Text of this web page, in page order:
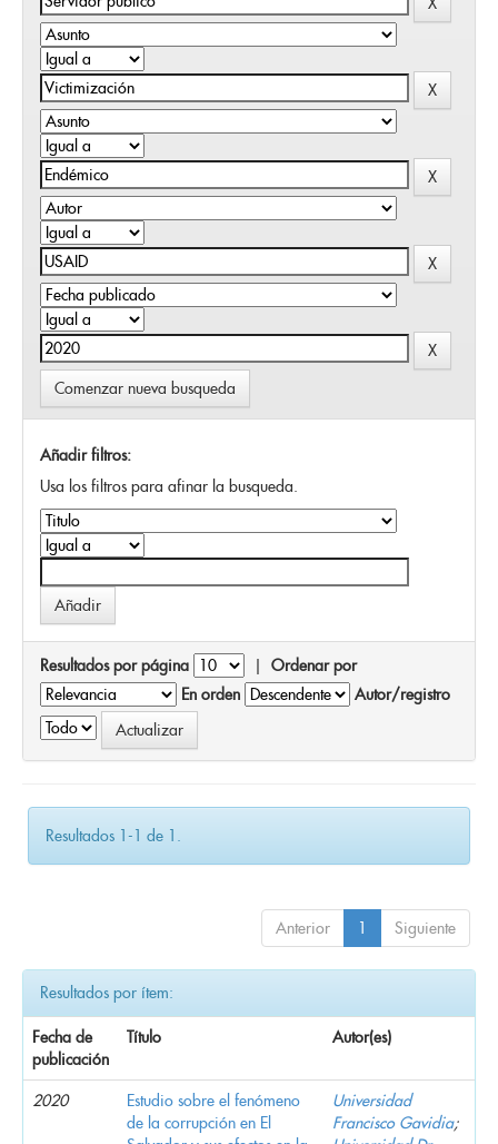
Comenzar nueva busqueda
Añadir filtros:
Usa los filtros para afinar la busqueda.
Resultados por página | Ordenar por
En orden
Autor/registro
Resultados 1-1 de 1.
Anterior 1 Siguiente
Resultados por ítem:
Fecha de
publicación
Título Autor(es)
2020
Estudio sobre el fenómeno
de la corrupción en El
Universidad
Francisco Gavidia;